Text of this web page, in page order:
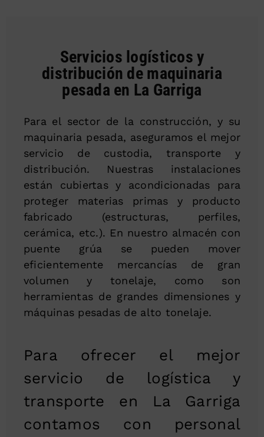
Servicios logísticos y
distribución de maquinaria
pesada en La Garriga
Para el sector de la construcción, y su
maquinaria pesada, aseguramos el mejor
servicio de custodia, transporte y
distribución. Nuestras instalaciones
están cubiertas y acondicionadas para
proteger materias primas y producto
fabricado (estructuras, perfiles,
cerámica, etc.). En nuestro almacén con
puente grúa se pueden mover
eficientemente mercancías de gran
volumen y tonelaje, como son
herramientas de grandes dimensiones y
máquinas pesadas de alto tonelaje.
Para ofrecer el mejor
servicio de logística y
transporte en La Garriga
contamos con personal